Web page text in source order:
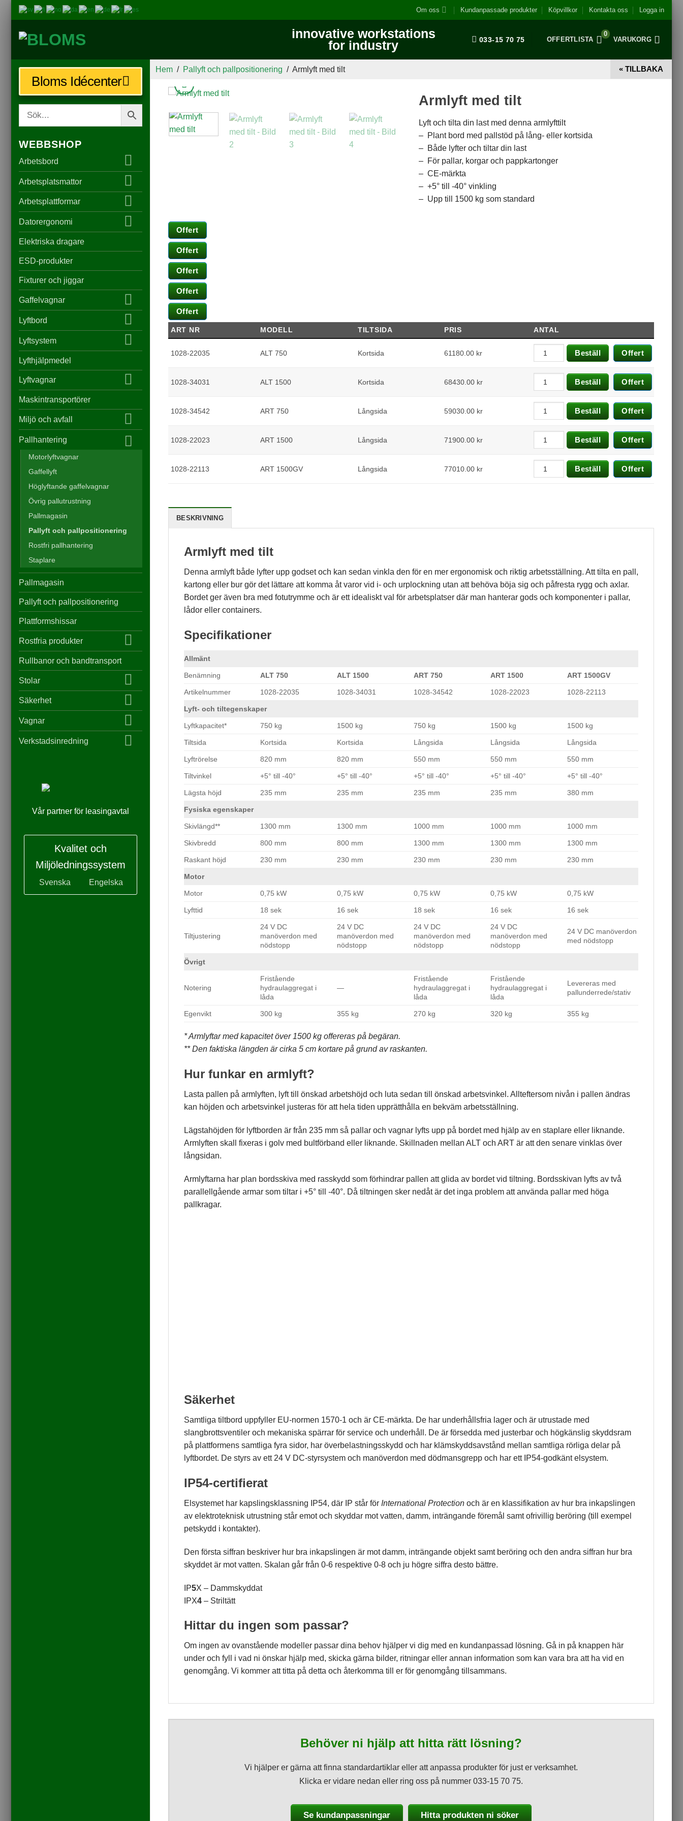
Om oss Kundanpassade produkter Köpvillkor Kontakta oss Logga in
innovative workstations
for industry
033-15 70 75 OFFERTLISTA
0
VARUKORG
Bloms Idécenter
WEBBSHOP
Arbetsbord
Arbetsplatsmattor
Arbetsplattformar
Datorergonomi
Elektriska dragare
ESD-produkter
Fixturer och jiggar
Gaffelvagnar
Lyftbord
Lyftsystem
Lyfthjälpmedel
Lyftvagnar
Maskintransportörer
Miljö och avfall
Pallhantering
Motorlyftvagnar
Gaffellyft
Höglyftande gaffelvagnar
Övrig pallutrustning
Pallmagasin
Pallyft och pallpositionering
Rostfri pallhantering
Staplare
Pallmagasin
Pallyft och pallpositionering
Plattformshissar
Rostfria produkter
Rullbanor och bandtransport
Stolar
Säkerhet
Vagnar
Verkstadsinredning
Vår partner för leasingavtal
Kvalitet och
Miljöledningssystem
Svenska Engelska
Hem / Pallyft och pallpositionering / Armlyft med tilt « TILLBAKA
Armlyft med tilt
Lyft och tilta din last med denna armlyfttilt
– Plant bord med pallstöd på lång- eller kortsida
– Både lyfter och tiltar din last
– För pallar, korgar och pappkartonger
– CE-märkta
– +5° till -40° vinkling
– Upp till 1500 kg som standard
Offert
Offert
Offert
Offert
Offert
ART NR MODELL TILTSIDA PRIS ANTAL
1028-22035 ALT 750 Kortsida 61180.00 kr Beställ Offert
1028-34031 ALT 1500 Kortsida 68430.00 kr Beställ Offert
1028-34542 ART 750 Långsida 59030.00 kr Beställ Offert
1028-22023 ART 1500 Långsida 71900.00 kr Beställ Offert
1028-22113 ART 1500GV Långsida 77010.00 kr Beställ Offert
BESKRIVNING
Armlyft med tilt
Denna armlyft både lyfter upp godset och kan sedan vinkla den för en mer ergonomisk och riktig arbetsställning. Att tilta en pall,
kartong eller bur gör det lättare att komma åt varor vid i- och urplockning utan att behöva böja sig och påfresta rygg och axlar.
Bordet ger även bra med fotutrymme och är ett idealiskt val för arbetsplatser där man hanterar gods och komponenter i pallar,
lådor eller containers.
Specifikationer
Allmänt
Benämning ALT 750 ALT 1500 ART 750 ART 1500 ART 1500GV
Artikelnummer 1028-22035 1028-34031 1028-34542 1028-22023 1028-22113
Lyft- och tiltegenskaper
Lyftkapacitet* 750 kg 1500 kg 750 kg 1500 kg 1500 kg
Tiltsida Kortsida Kortsida Långsida Långsida Långsida
Lyftrörelse 820 mm 820 mm 550 mm 550 mm 550 mm
Tiltvinkel +5° till -40° +5° till -40° +5° till -40° +5° till -40° +5° till -40°
Lägsta höjd 235 mm 235 mm 235 mm 235 mm 380 mm
Fysiska egenskaper
Skivlängd** 1300 mm 1300 mm 1000 mm 1000 mm 1000 mm
Skivbredd 800 mm 800 mm 1300 mm 1300 mm 1300 mm
Raskant höjd 230 mm 230 mm 230 mm 230 mm 230 mm
Motor
Motor 0,75 kW 0,75 kW 0,75 kW 0,75 kW 0,75 kW
Lyfttid 18 sek 16 sek 18 sek 16 sek 16 sek
Tiltjustering
24 V DC
manöverdon med
nödstopp
24 V DC
manöverdon med
nödstopp
24 V DC
manöverdon med
nödstopp
24 V DC
manöverdon med
nödstopp
24 V DC manöverdon
med nödstopp
Övrigt
Notering
Fristående
hydraulaggregat i
låda
—
Fristående
hydraulaggregat i
låda
Fristående
hydraulaggregat i
låda
Levereras med
pallunderrede/stativ
Egenvikt 300 kg 355 kg 270 kg 320 kg 355 kg
* Armlyftar med kapacitet över 1500 kg offereras på begäran.
** Den faktiska längden är cirka 5 cm kortare på grund av raskanten.
Hur funkar en armlyft?
Lasta pallen på armlyften, lyft till önskad arbetshöjd och luta sedan till önskad arbetsvinkel. Allteftersom nivån i pallen ändras
kan höjden och arbetsvinkel justeras för att hela tiden upprätthålla en bekväm arbetsställning.
Lägstahöjden för lyftborden är från 235 mm så pallar och vagnar lyfts upp på bordet med hjälp av en staplare eller liknande.
Armlyften skall fixeras i golv med bultförband eller liknande. Skillnaden mellan ALT och ART är att den senare vinklas över
långsidan.
Armlyftarna har plan bordsskiva med rasskydd som förhindrar pallen att glida av bordet vid tiltning. Bordsskivan lyfts av två
parallellgående armar som tiltar i +5° till -40°. Då tiltningen sker nedåt är det inga problem att använda pallar med höga
pallkragar.
Säkerhet
Samtliga tiltbord uppfyller EU-normen 1570-1 och är CE-märkta. De har underhållsfria lager och är utrustade med
slangbrottsventiler och mekaniska spärrar för service och underhåll. De är försedda med justerbar och högkänslig skyddsram
på plattformens samtliga fyra sidor, har överbelastningsskydd och har klämskyddsavstånd mellan samtliga rörliga delar på
lyftbordet. De styrs av ett 24 V DC-styrsystem och manöverdon med dödmansgrepp och har ett IP54-godkänt elsystem.
IP54-certifierat
Elsystemet har kapslingsklassning IP54, där IP står för International Protection och är en klassifikation av hur bra inkapslingen
av elektroteknisk utrustning står emot och skyddar mot vatten, damm, inträngande föremål samt ofrivillig beröring (till exempel
petskydd i kontakter).
Den första siffran beskriver hur bra inkapslingen är mot damm, inträngande objekt samt beröring och den andra siffran hur bra
skyddet är mot vatten. Skalan går från 0-6 respektive 0-8 och ju högre siffra desto bättre.
IP5X – Dammskyddat
IPX4 – Striltätt
Hittar du ingen som passar?
Om ingen av ovanstående modeller passar dina behov hjälper vi dig med en kundanpassad lösning. Gå in på knappen här
under och fyll i vad ni önskar hjälp med, skicka gärna bilder, ritningar eller annan information som kan vara bra att ha vid en
genomgång. Vi kommer att titta på detta och återkomma till er för genomgång tillsammans.
Behöver ni hjälp att hitta rätt lösning?
Vi hjälper er gärna att finna standardartiklar eller att anpassa produkter för just er verksamhet.
Klicka er vidare nedan eller ring oss på nummer 033-15 70 75.
Se kundanpassningar Hitta produkten ni söker
Dessa kakor
behövs för att
taget ska
kunna
baserat på
Upplevelse
För att vår
här kakorna
funktionalitet
Genom att dela
intressen och ditt
surfar ökar du
anpassat
erbjudanden.